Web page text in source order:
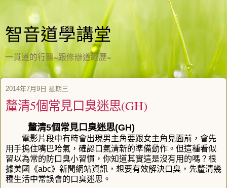
智音道學講堂
一貫道的行醫~跟修辦道經歷~
2014年7月9日 星期三
釐清5個常見口臭迷思(GH)
釐清5個常見口臭迷思(GH)
電影片段中有時會出現男主角要跟女主角見面前，會先
用手摀住嘴巴哈氣，確認口氣清新的準備動作。但這種看似
習以為常的防口臭小習慣，你知道其實這是沒有用的嗎？根
據美國《abc》新聞網站資訊，想要有效解決口臭，先釐清幾
種生活中常誤會的口臭迷思。